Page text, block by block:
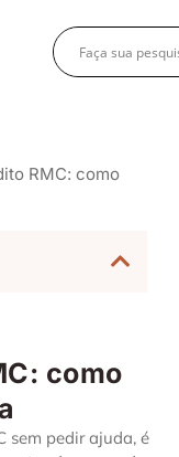
RMC: como
como
sem pedir ajuda, é